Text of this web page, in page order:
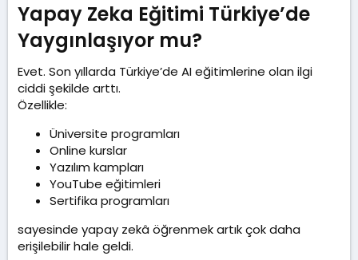
Yapay Zeka Eğitimi Türkiye’de
Yaygınlaşıyor mu?​
Evet. Son yıllarda Türkiye’de AI eğitimlerine olan ilgi
ciddi şekilde arttı.
Özellikle:
Üniversite programları
Online kurslar
Yazılım kampları
YouTube eğitimleri
Sertifika programları
sayesinde yapay zekâ öğrenmek artık çok daha
erişilebilir hale geldi.